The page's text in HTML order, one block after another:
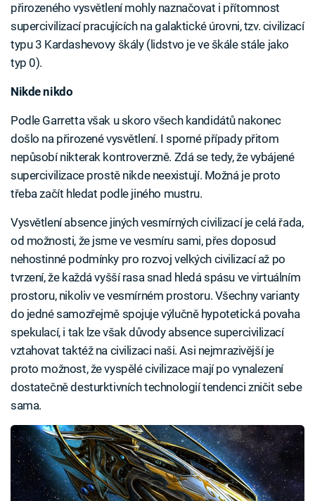
přirozeného vysvětlení mohly naznačovat i přítomnost
supercivilizací pracujících na galaktické úrovni, tzv. civilizací
typu 3 Kardashevovy škály (lidstvo je ve škále stále jako
typ 0).
Nikde nikdo
Podle Garretta však u skoro všech kandidátů nakonec
došlo na přirozené vysvětlení. I sporné případy přitom
nepůsobí nikterak kontroverzně. Zdá se tedy, že vybájené
supercivilizace prostě nikde neexistují. Možná je proto
třeba začít hledat podle jiného mustru.
Vysvětlení absence jiných vesmírných civilizací je celá řada,
od možnosti, že jsme ve vesmíru sami, přes doposud
nehostinné podmínky pro rozvoj velkých civilizací až po
tvrzení, že každá vyšší rasa snad hledá spásu ve virtuálním
prostoru, nikoliv ve vesmírném prostoru. Všechny varianty
do jedné samozřejmě spojuje výlučně hypotetická povaha
spekulací, i tak lze však důvody absence supercivilizací
vztahovat taktéž na civilizaci naši. Asi nejmrazivější je
proto možnost, že vyspělé civilizace mají po vynalezení
dostatečně desturktivních technologií tendenci zničit sebe
sama.